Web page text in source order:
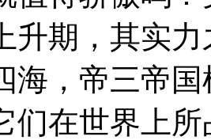
升期，其实
海，帝三帝
们在世界上